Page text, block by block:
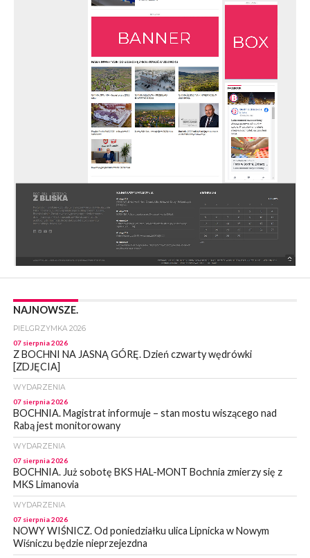
NAJNOWSZE.
PIELGRZYMKA 2026
07 sierpnia 2026
Z BOCHNI NA JASNĄ GÓRĘ. Dzień czwarty wędrówki
[ZDJĘCIA]
WYDARZENIA
07 sierpnia 2026
BOCHNIA. Magistrat informuje – stan mostu wiszącego nad
Rabą jest monitorowany
WYDARZENIA
07 sierpnia 2026
BOCHNIA. Już sobotę BKS HAL-MONT Bochnia zmierzy się z
MKS Limanovia
WYDARZENIA
07 sierpnia 2026
NOWY WIŚNICZ. Od poniedziałku ulica Lipnicka w Nowym
Wiśniczu będzie nieprzejezdna